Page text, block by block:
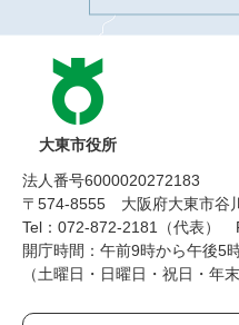
大東市役所
法人番号6000020272183
〒574-8555 大阪府大東市谷
Tel：072-872-2181（代表）
開庁時間：午前9時から午後5
（土曜日・日曜日・祝日・年